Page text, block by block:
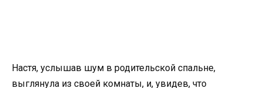
Настя, услышав шум в родительской спальне,
выглянула из своей комнаты, и, увидев, что